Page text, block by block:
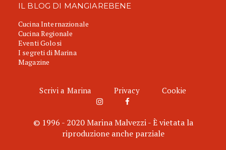
IL BLOG DI MANGIAREBENE
Cucina Internazionale
Cucina Regionale
Eventi Golosi
I segreti di Marina
Magazine
Scrivi a Marina Privacy Cookie
© 1996 - 2020 Marina Malvezzi - È vietata la
riproduzione anche parziale